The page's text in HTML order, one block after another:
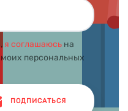
, я соглашаюсь на
моих персональных
ПОДПИСАТЬСЯ